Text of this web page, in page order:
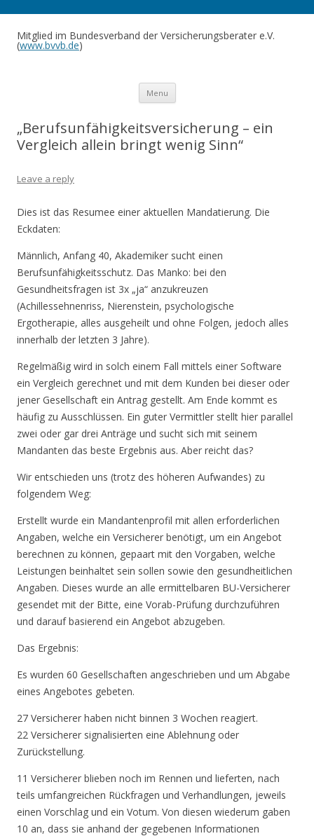
Mitglied im Bundesverband der Versicherungsberater e.V.
(www.bvvb.de)
Menu Skip to content
„Berufsunfähigkeitsversicherung – ein
Vergleich allein bringt wenig Sinn“
Leave a reply
Dies ist das Resumee einer aktuellen Mandatierung. Die
Eckdaten:
Männlich, Anfang 40, Akademiker sucht einen
Berufsunfähigkeitsschutz. Das Manko: bei den
Gesundheitsfragen ist 3x „ja“ anzukreuzen
(Achillessehnenriss, Nierenstein, psychologische
Ergotherapie, alles ausgeheilt und ohne Folgen, jedoch alles
innerhalb der letzten 3 Jahre).
Regelmäßig wird in solch einem Fall mittels einer Software
ein Vergleich gerechnet und mit dem Kunden bei dieser oder
jener Gesellschaft ein Antrag gestellt. Am Ende kommt es
häufig zu Ausschlüssen. Ein guter Vermittler stellt hier parallel
zwei oder gar drei Anträge und sucht sich mit seinem
Mandanten das beste Ergebnis aus. Aber reicht das?
Wir entschieden uns (trotz des höheren Aufwandes) zu
folgendem Weg:
Erstellt wurde ein Mandantenprofil mit allen erforderlichen
Angaben, welche ein Versicherer benötigt, um ein Angebot
berechnen zu können, gepaart mit den Vorgaben, welche
Leistungen beinhaltet sein sollen sowie den gesundheitlichen
Angaben. Dieses wurde an alle ermittelbaren BU-Versicherer
gesendet mit der Bitte, eine Vorab-Prüfung durchzuführen
und darauf basierend ein Angebot abzugeben.
Das Ergebnis:
Es wurden 60 Gesellschaften angeschrieben und um Abgabe
eines Angebotes gebeten.
27 Versicherer haben nicht binnen 3 Wochen reagiert.
22 Versicherer signalisierten eine Ablehnung oder
Zurückstellung.
11 Versicherer blieben noch im Rennen und lieferten, nach
teils umfangreichen Rückfragen und Verhandlungen, jeweils
einen Vorschlag und ein Votum. Von diesen wiederum gaben
10 an, dass sie anhand der gegebenen Informationen